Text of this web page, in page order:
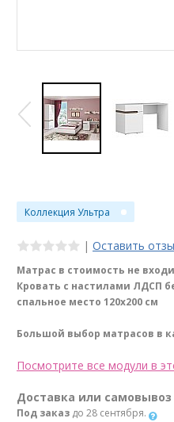
Коллекция Ультра
| Оставить
Матрас в стоимость не
Кровать с настилами ЛДСП
спальное место 120х200 см
Большой выбор матрасов в
Посмотрите все модули в
Доставка или самовывоз
Под заказ до 28 сентября.